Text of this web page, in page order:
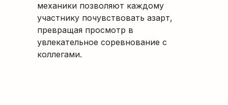
механики позволяют каждому
участнику почувствовать азарт,
превращая просмотр в
увлекательное соревнование с
коллегами.